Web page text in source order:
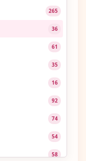
265
36
61
35
16
92
74
54
58